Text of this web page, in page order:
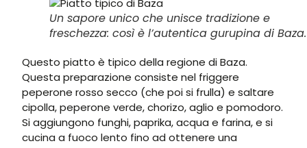
Un sapore unico che unisce tradizione e
freschezza: così è l’autentica gurupina di Baza.
Questo piatto è tipico della regione di Baza.
Questa preparazione consiste nel friggere
peperone rosso secco (che poi si frulla) e saltare
cipolla, peperone verde, chorizo, aglio e pomodoro.
Si aggiungono funghi, paprika, acqua e farina, e si
cucina a fuoco lento fino ad ottenere una